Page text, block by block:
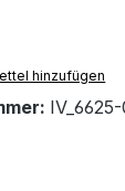
hinzufügen